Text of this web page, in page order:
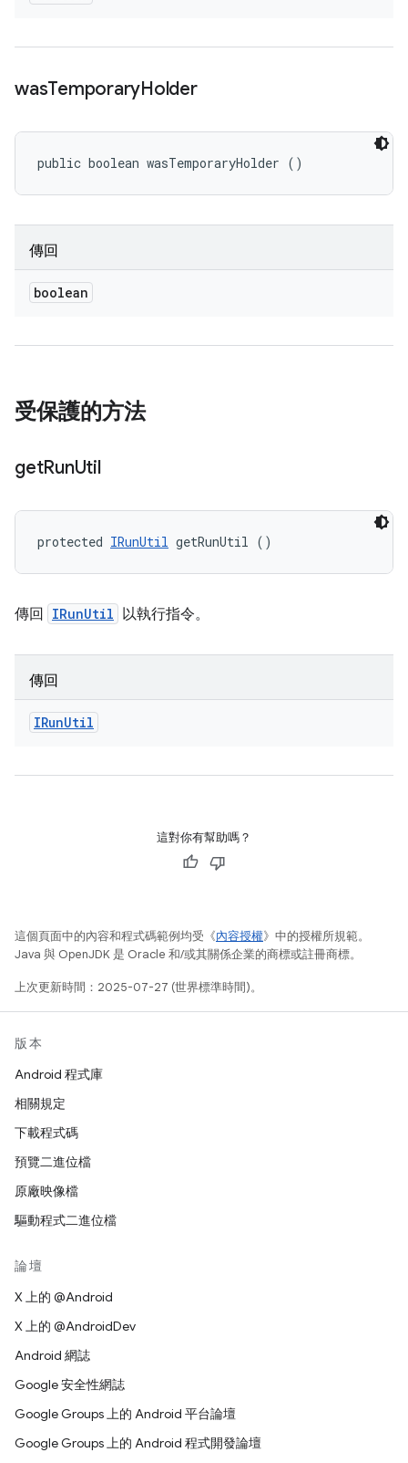
wasTemporaryHolder
public boolean wasTemporaryHolder ()
傳回
boolean
受保護的方法
getRunUtil
protected IRunUtil getRunUtil ()
傳回 IRunUtil 以執行指令。
傳回
IRunUtil
這對你有幫助嗎？
這個頁面中的內容和程式碼範例均受《內容授權》中的授權所規範。
Java 與 OpenJDK 是 Oracle 和/或其關係企業的商標或註冊商標。
上次更新時間：2025-07-27 (世界標準時間)。
版本
Android 程式庫
相關規定
下載程式碼
預覽二進位檔
原廠映像檔
驅動程式二進位檔
論壇
X 上的 @Android
X 上的 @AndroidDev
Android 網誌
Google 安全性網誌
Google Groups 上的 Android 平台論壇
Google Groups 上的 Android 程式開發論壇